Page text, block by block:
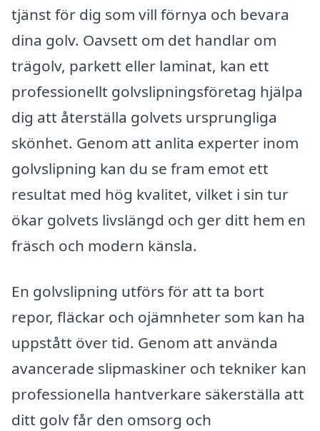
tjänst för dig som vill förnya och bevara
dina golv. Oavsett om det handlar om
trägolv, parkett eller laminat, kan ett
professionellt golvslipningsföretag hjälpa
dig att återställa golvets ursprungliga
skönhet. Genom att anlita experter inom
golvslipning kan du se fram emot ett
resultat med hög kvalitet, vilket i sin tur
ökar golvets livslängd och ger ditt hem en
fräsch och modern känsla.
En golvslipning utförs för att ta bort
repor, fläckar och ojämnheter som kan ha
uppstått över tid. Genom att använda
avancerade slipmaskiner och tekniker kan
professionella hantverkare säkerställa att
ditt golv får den omsorg och